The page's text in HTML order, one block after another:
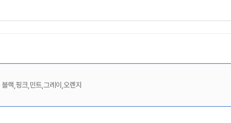
블랙,핑크,민트,그레이,오렌지